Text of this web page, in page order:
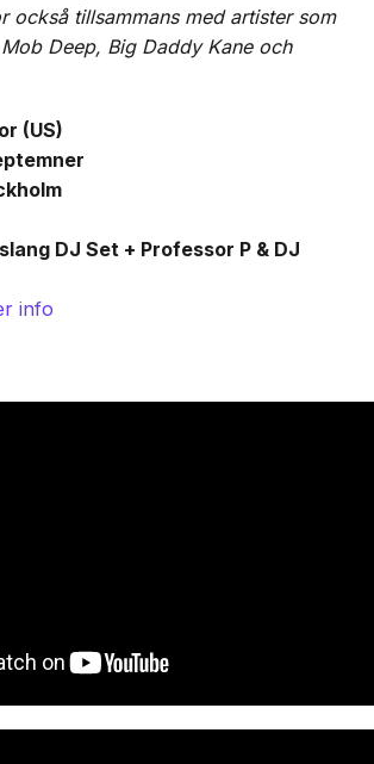
också tillsammans med artister som
Deep, Big Daddy Kane och
(US)
DJ Set + Professor P & DJ
info